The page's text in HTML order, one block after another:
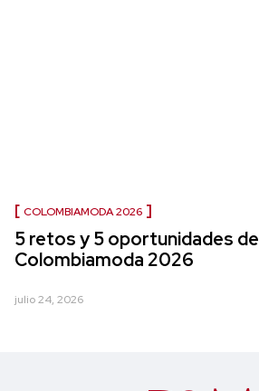
COLOMBIAMODA 2026
5 retos y 5 oportunidades de
Colombiamoda 2026
julio 24, 2026